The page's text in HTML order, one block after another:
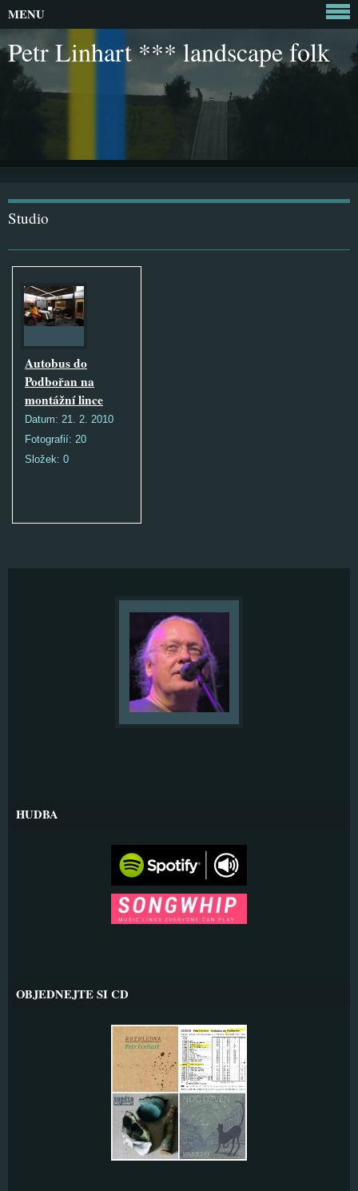
Petr Linhart *** landscape folk
Studio
Autobus do
Podbořan na
montážní lince
Datum: 21. 2. 2010
Fotografií: 20
Složek: 0
MENU
HUDBA
OBJEDNEJTE SI CD